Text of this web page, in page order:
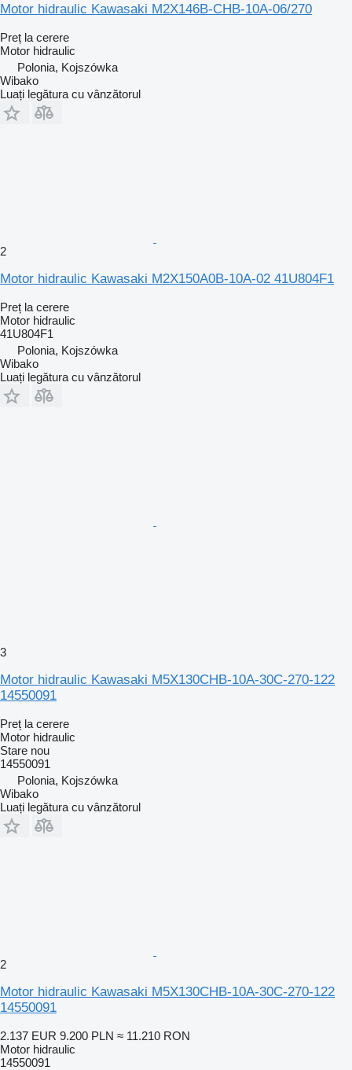
Motor hidraulic Kawasaki M2X146B-CHB-10A-06/270
Preț la cerere
Motor hidraulic
Polonia, Kojszówka
Wibako
Luați legătura cu vânzătorul
2
Motor hidraulic Kawasaki M2X150A0B-10A-02 41U804F1
Preț la cerere
Motor hidraulic
41U804F1
Polonia, Kojszówka
Wibako
Luați legătura cu vânzătorul
3
Motor hidraulic Kawasaki M5X130CHB-10A-30C-270-122
14550091
Preț la cerere
Motor hidraulic
Stare nou
14550091
Polonia, Kojszówka
Wibako
Luați legătura cu vânzătorul
2
Motor hidraulic Kawasaki M5X130CHB-10A-30C-270-122
14550091
2.137 EUR 9.200 PLN ≈ 11.210 RON
Motor hidraulic
14550091